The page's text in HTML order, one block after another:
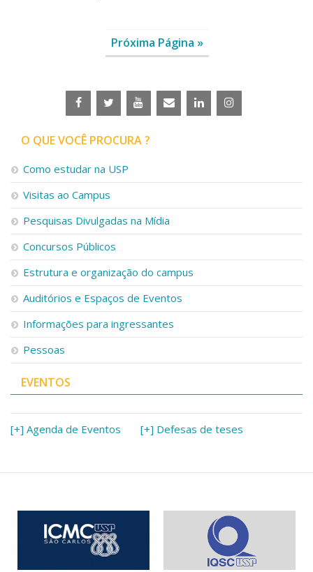
Próxima Página »
O QUE VOCÊ PROCURA ?
Como estudar na USP
Visitas ao Campus
Pesquisas Divulgadas na Mídia
Concursos Públicos
Estrutura e organização do campus
Auditórios e Espaços de Eventos
Informações para ingressantes
Pessoas
EVENTOS
[+] Agenda de Eventos [+] Defesas de teses